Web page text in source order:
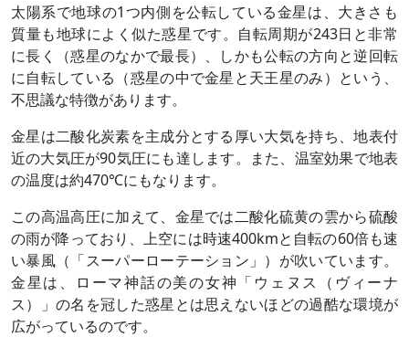
太陽系で地球の1つ内側を公転している金星は、大きさも
質量も地球によく似た惑星です。自転周期が243日と非常
に長く（惑星のなかで最長）、しかも公転の方向と逆回転
に自転している（惑星の中で金星と天王星のみ）という、
不思議な特徴があります。
金星は二酸化炭素を主成分とする厚い大気を持ち、地表付
近の大気圧が90気圧にも達します。また、温室効果で地表
の温度は約470℃にもなります。
この高温高圧に加えて、金星では二酸化硫黄の雲から硫酸
の雨が降っており、上空には時速400kmと自転の60倍も速
い暴風（「スーパーローテーション」）が吹いています。
金星は、ローマ神話の美の女神「ウェヌス（ヴィーナ
ス）」の名を冠した惑星とは思えないほどの過酷な環境が
広がっているのです。